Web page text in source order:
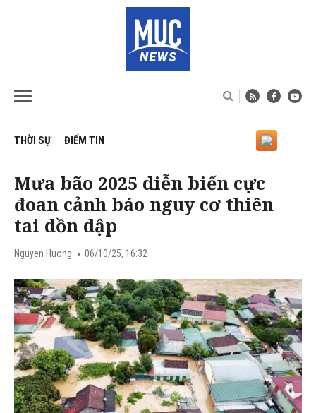
THỜI SỰ ĐIỂM TIN
Mưa bão 2025 diễn biến cực
đoan cảnh báo nguy cơ thiên
tai dồn dập
Nguyen Huong 06/10/25, 16:32